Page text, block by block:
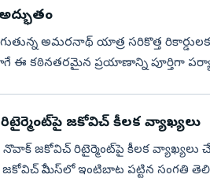
అమరనాథ్ యాత్ర సరికొత్త
ఈ కఠినతరమైన ప్రయాణాన్ని పూర్తిగా
జకోవిచ్ కీలక వ్యాఖ్యలు
జ‌కోవిచ్ రిటైర్మెంట్‌పై కీల‌క వ్యాఖ్య‌లు
జ‌కోవిచ్ సెమీస్‌లో ఇంటిబాట ప‌ట్టిన సంగ‌తి